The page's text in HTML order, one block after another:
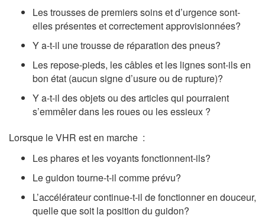
Les trousses de premiers soins et d’urgence sont-
elles présentes et correctement approvisionnées?
Y a-t-il une trousse de réparation des pneus?
Les repose-pieds, les câbles et les lignes sont-ils en
bon état (aucun signe d’usure ou de rupture)?
Y a-t-il des objets ou des articles qui pourraient
s’emmêler dans les roues ou les essieux ?
Lorsque le VHR est en marche :
Les phares et les voyants fonctionnent-ils?
Le guidon tourne-t-il comme prévu?
L’accélérateur continue-t-il de fonctionner en douceur,
quelle que soit la position du guidon?